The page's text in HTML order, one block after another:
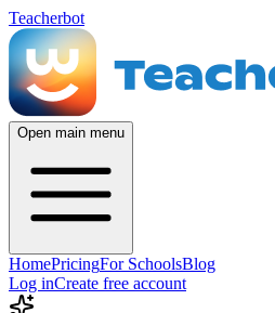
Teacherbot
Open main menu
HomePricingFor SchoolsBlog
Log inCreate free account